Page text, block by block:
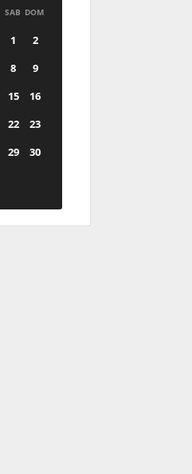
SAB DOM
1
2
8
9
15
16
22
23
29
30